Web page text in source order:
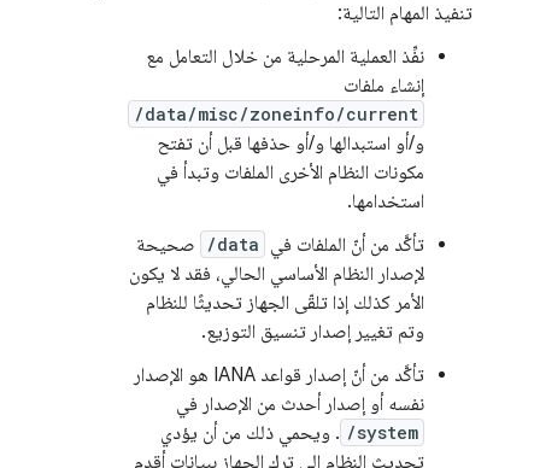
تنفيذ المهام التالية:
نفِّذ العملية المرحلية من خلال التعامل مع
إنشاء ملفات
/data/misc/zoneinfo/current
و/أو استبدالها و/أو حذفها قبل أن تفتح
مكونات النظام الأخرى الملفات وتبدأ في
استخدامها.
تأكَّد من أنّ الملفات في /data
صحيحة
لإصدار النظام الأساسي الحالي، فقد لا يكون
الأمر كذلك إذا تلقّى الجهاز تحديثًا للنظام
وتم تغيير إصدار تنسيق التوزيع.
تأكَّد من أنّ إصدار قواعد IANA هو الإصدار
نفسه أو إصدار أحدث من الإصدار في
/system . ويحمي ذلك من أن يؤدي
تحديث النظام إلى ترك الجهاز ببيانات أقدم